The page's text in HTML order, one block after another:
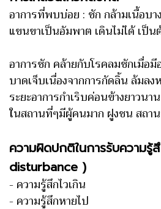
อาการที่พบบ่อย : ชัก กล้ามเนื้อบ
แขนขาเป็นอัมพาต เดินไม่ได้ เป็น
อาการชัก คล้ายกับโรคลมชักเมื่อมี
บาดเจ็บเนื่องจากการกัดลิ้น ล้มลง
ระยะอาการกำเริบค่อนข้างยาวนา
ในสถานที่ๆมีผู้คนมาก ฝูงชน สถา
ความผิดปกติในการรับความ
disturbance )
- ความรู้สึกไวเกิน
- ความรู้สึกหายไป